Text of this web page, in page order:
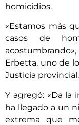
homicidios.
«Estamos más
casos de
Erbetta, uno de
Justicia provincial.
Y agregó: «Da la
ha llegado a un
extrema que